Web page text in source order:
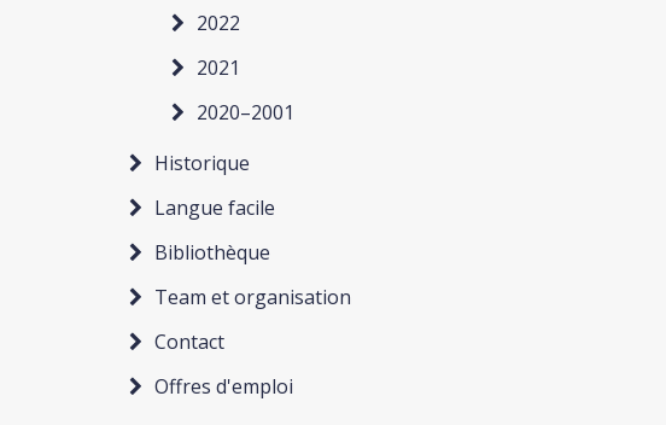
2022
2021
2020–2001
Historique
Langue facile
Bibliothèque
Team et organisation
Contact
Offres d'emploi